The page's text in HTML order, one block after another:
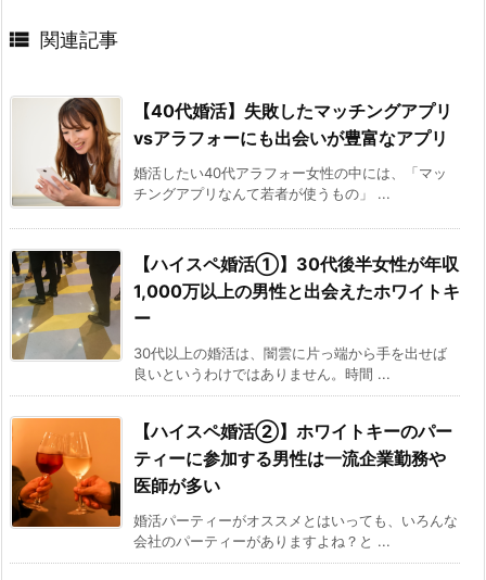
 関連記事
【40代婚活】失敗したマッチングアプリ
vsアラフォーにも出会いが豊富なアプリ
婚活したい40代アラフォー女性の中には、「マッ
チングアプリなんて若者が使うもの」 ...
【ハイスペ婚活①】30代後半女性が年収
1,000万以上の男性と出会えたホワイトキ
ー
30代以上の婚活は、闇雲に片っ端から手を出せば
良いというわけではありません。時間 ...
【ハイスペ婚活②】ホワイトキーのパー
ティーに参加する男性は一流企業勤務や
医師が多い
婚活パーティーがオススメとはいっても、いろんな
会社のパーティーがありますよね？と ...